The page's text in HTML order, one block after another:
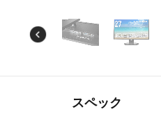
スペック